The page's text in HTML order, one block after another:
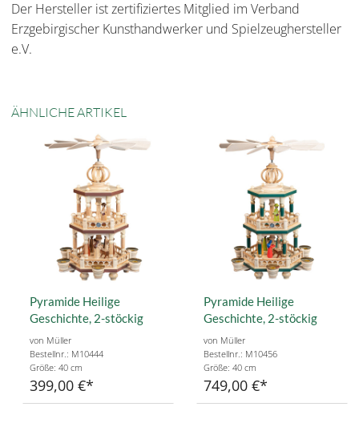
Der Hersteller ist zertifiziertes Mitglied im Verband
Erzgebirgischer Kunsthandwerker und Spielzeughersteller
e.V.
ÄHNLICHE ARTIKEL
Pyramide Heilige
Geschichte, 2-stöckig
von Müller
Bestellnr.: M10444
Größe: 40 cm
399,00 €
Pyramide Heilige
Geschichte, 2-stöckig
von Müller
Bestellnr.: M10456
Größe: 40 cm
749,00 €